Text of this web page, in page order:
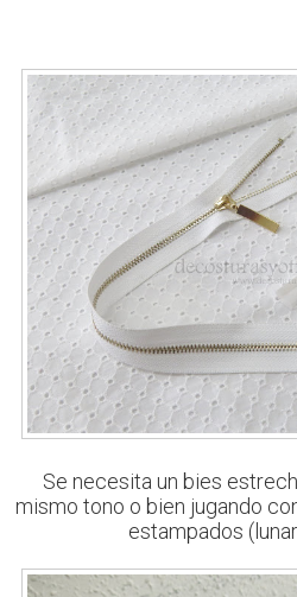
Se necesita un bies
mismo tono o bien jugando
estampados